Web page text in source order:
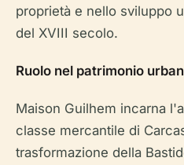
proprietà e nello sviluppo
del XVIII secolo.
Ruolo nel patrimonio
Maison Guilhem incarna
classe mercantile di
trasformazione della